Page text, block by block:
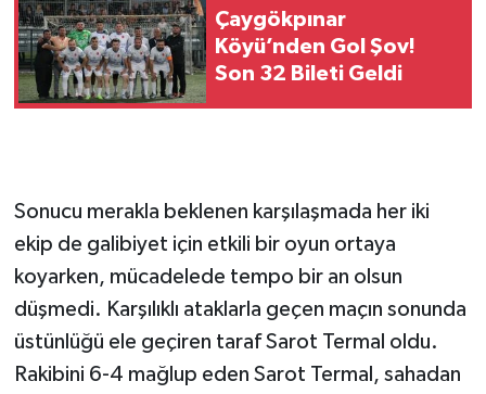
Çaygökpınar
Köyü’nden Gol Şov!
Son 32 Bileti Geldi
Sonucu merakla beklenen karşılaşmada her iki
ekip de galibiyet için etkili bir oyun ortaya
koyarken, mücadelede tempo bir an olsun
düşmedi. Karşılıklı ataklarla geçen maçın sonunda
üstünlüğü ele geçiren taraf Sarot Termal oldu.
Rakibini 6-4 mağlup eden Sarot Termal, sahadan